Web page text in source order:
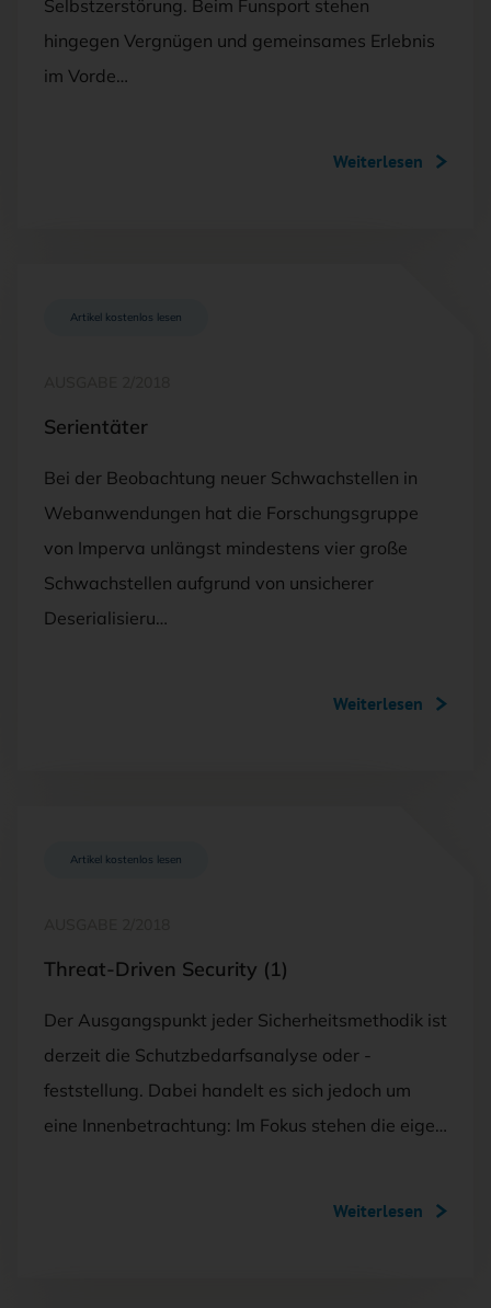
Selbstzerstörung. Beim Funsport stehen
hingegen Vergnügen und gemeinsames Erlebnis
im Vorde…
Weiterlesen
Artikel kostenlos lesen
Serientäter
Bei der Beobachtung neuer Schwachstellen in
Webanwendungen hat die Forschungsgruppe
von Imperva unlängst mindestens vier große
Schwachstellen aufgrund von unsicherer
Deserialisieru…
Weiterlesen
Artikel kostenlos lesen
Threat-Driven Security (1)
Der Ausgangspunkt jeder Sicherheitsmethodik ist
derzeit die Schutzbedarfsanalyse oder -
feststellung. Dabei handelt es sich jedoch um
eine Innenbetrachtung: Im Fokus stehen die eige…
Weiterlesen